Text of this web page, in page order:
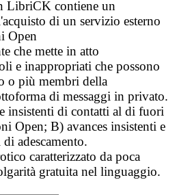
LibriCK contiene un
di un servizio esterno
Open
che mette in atto
e inappropriati che possono
o più membri della
di messaggi in privato.
insistenti di contatti al di fuori
Open; B) avances insistenti e
adescamento.
caratterizzato da poca
gratuita nel linguaggio.